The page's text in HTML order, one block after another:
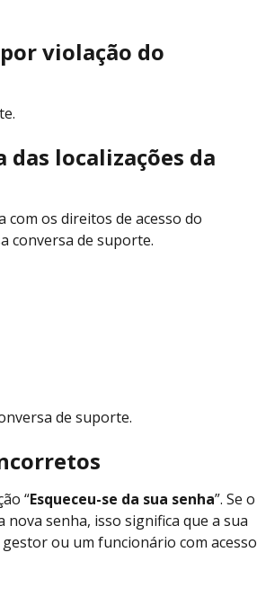
violação do
das localizações da
os direitos de acesso do
conversa de suporte.
de suporte.
“Esqueceu-se da sua senha”. Se o
senha, isso significa que a sua
ou um funcionário com acesso